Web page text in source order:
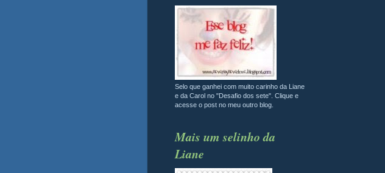
Selo que ganhei com muito carinho da Liane
e da Carol no "Desafio dos sete". Clique e
acesse o post no meu outro blog.
Mais um selinho da
Liane